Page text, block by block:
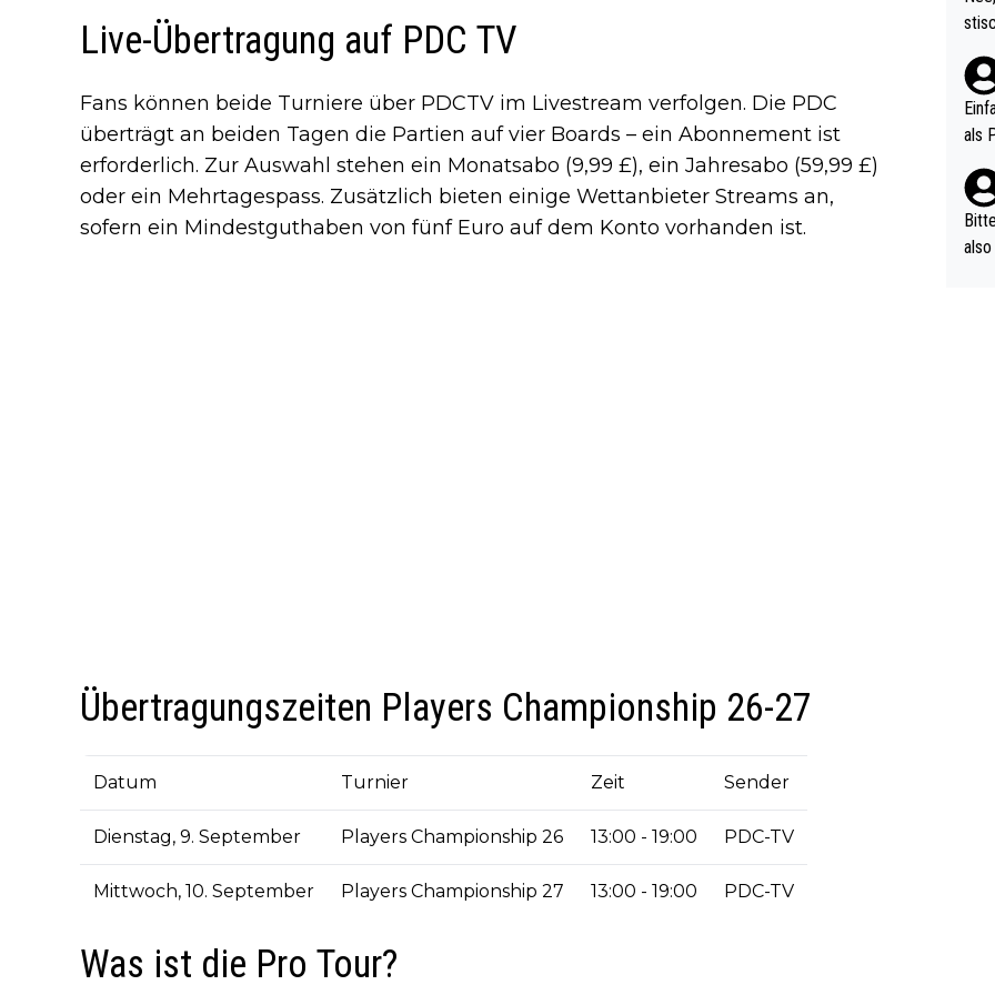
Live-Übertragung auf PDC TV
Fans können beide Turniere über PDCTV im Livestream verfolgen. Die PDC
überträgt an beiden Tagen die Partien auf vier Boards – ein Abonnement ist
erforderlich. Zur Auswahl stehen ein Monatsabo (9,99 £), ein Jahresabo (59,99 £)
oder ein Mehrtagespass. Zusätzlich bieten einige Wettanbieter Streams an,
sofern ein Mindestguthaben von fünf Euro auf dem Konto vorhanden ist.
Übertragungszeiten Players Championship 26-27
Datum Turnier Zeit Sender
Dienstag, 9. September Players Championship 26 13:00 - 19:00 PDC-TV
Mittwoch, 10. September Players Championship 27 13:00 - 19:00 PDC-TV
Was ist die Pro Tour?
(in
als
nes
ttler
vV
als